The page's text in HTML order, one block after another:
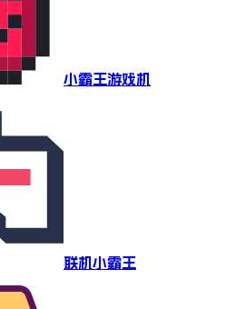
小霸王游戏机
联机小霸王